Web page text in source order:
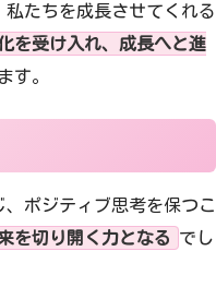
たちを成長させてくれる
を受け入れ、成長へと進
す。
ポジティブ思考を保つこ
を切り開く力となる
でし